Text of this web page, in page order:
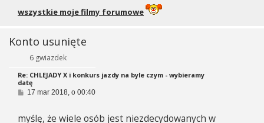
wszystkie moje filmy forumowe
Konto usunięte
6 gwiazdek
Re: CHLEJADY X i konkurs jazdy na byle czym - wybieramy
datę
P
t
17 mar 2018, o 00:40
myślę, że wiele osób jest niezdecydowanych w